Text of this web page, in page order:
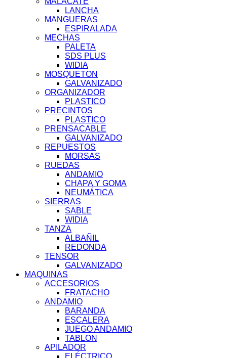
LANCHA
MANGUERAS
ESPIRALADA
MECHAS
PALETA
SDS PLUS
WIDIA
MOSQUETON
GALVANIZADO
ORGANIZADOR
PLASTICO
PRECINTOS
PLASTICO
PRENSACABLE
GALVANIZADO
REPUESTOS
MORSAS
RUEDAS
ANDAMIO
CHAPA Y GOMA
NEUMÁTICA
SIERRAS
SABLE
WIDIA
TANZA
ALBAÑIL
REDONDA
TENSOR
GALVANIZADO
MAQUINAS
ACCESORIOS
FRATACHO
ANDAMIO
BARANDA
ESCALERA
JUEGO ANDAMIO
TABLON
APILADOR
ELÉCTRICO